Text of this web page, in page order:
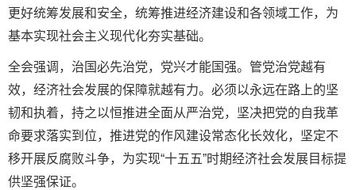
更好统筹发展和安全，统筹推进经济建设和各领域工作，为
基本实现社会主义现代化夯实基础。
全会强调，治国必先治党，党兴才能国强。管党治党越有
效，经济社会发展的保障就越有力。必须以永远在路上的坚
韧和执着，持之以恒推进全面从严治党，坚决把党的自我革
命要求落实到位，推进党的作风建设常态化长效化，坚定不
移开展反腐败斗争，为实现“十五五”时期经济社会发展目标提
供坚强保证。